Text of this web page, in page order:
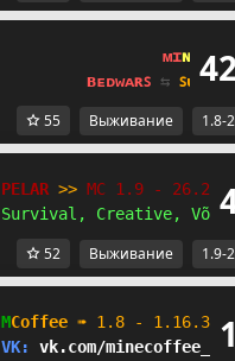
ᴍɪɴᴇ ʟᴀ
ʙᴇᴅᴡᴀʀꜱ ⇆
55 Выживание 1.8-
PELAR >> MC 1.9 - 26.2
Survival, Creative,
52 Выживание 1.9-
MCoffee ➠ 1.8
VK: vk.com/ 1